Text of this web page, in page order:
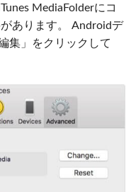
MediaFolderにコ
あります。 Androidデ
集」をクリックして